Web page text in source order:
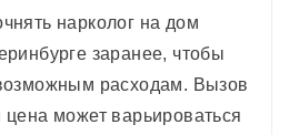
нарколог на дом
заранее, чтобы
расходам. Вызов
цена может варьироваться